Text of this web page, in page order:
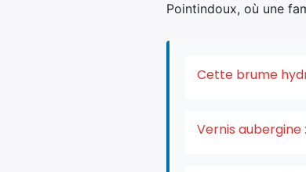
Pointindoux, où une
Cette brume
Vernis